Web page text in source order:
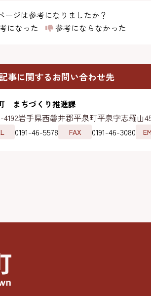
ージは参考になりましたか？
になった
参考にならなかった
事に関するお問い合わせ先
まちづくり推進課
4192岩手県西磐井郡平泉町平泉字志羅山
0191-46-5578 FAX 0191-46-3080